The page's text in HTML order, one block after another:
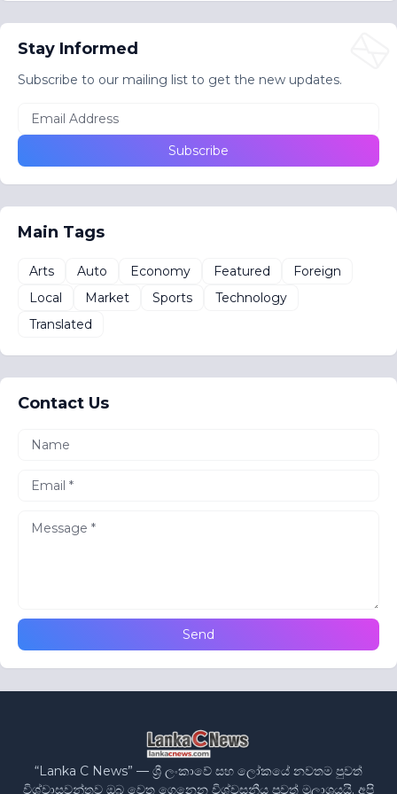
Stay Informed
Subscribe to our mailing list to get the new updates.
Main Tags
Arts Auto Economy Featured
Foreign
Local
Market Sports
Technology
Translated
Contact Us
“Lanka C News” — ශ්‍රී ලංකාවේ සහ ලෝකයේ නවතම පුවත්
විශ්වාසවන්තව ඔබ වෙත ගෙනෙන විශ්වසනීය පුවත් මූලාශ්‍රයයි. අපි